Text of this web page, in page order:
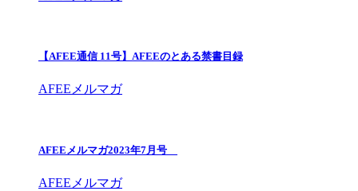
【AFEE通信 11号】AFEEのとある禁書目録
AFEEメルマガ
AFEEメルマガ2023年7月号
AFEEメルマガ